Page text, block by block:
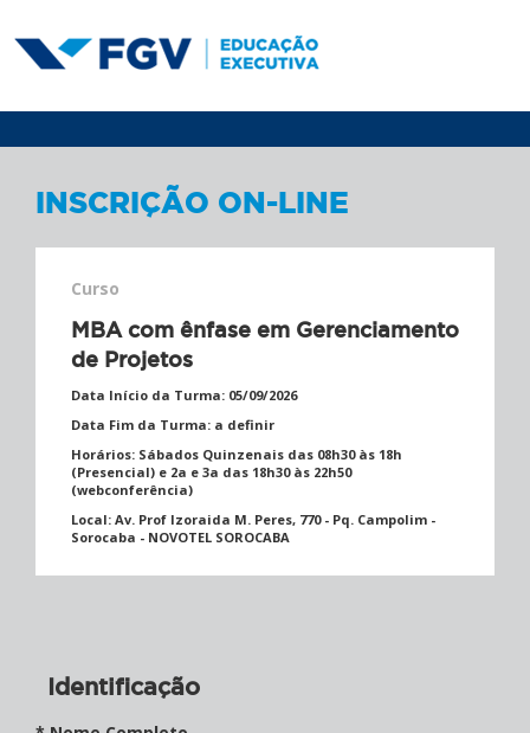
INSCRIÇÃO ON-LINE
Curso
MBA com ênfase em Gerenciamento
de Projetos
Data Início da Turma: 05/09/2026
Data Fim da Turma: a definir
Horários: Sábados Quinzenais das 08h30 às 18h
(Presencial) e 2a e 3a das 18h30 às 22h50
(webconferência)
Local: Av. Prof Izoraida M. Peres, 770 - Pq. Campolim -
Sorocaba - NOVOTEL SOROCABA
Identificação